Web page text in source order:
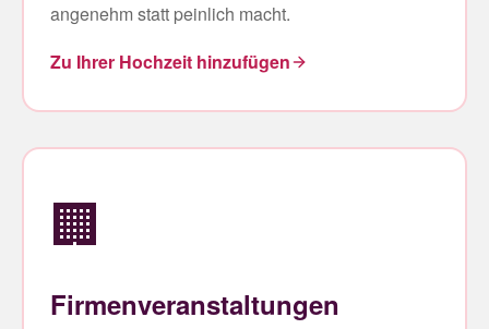
angenehm statt peinlich macht.
Zu Ihrer Hochzeit hinzufügen
🏢
Firmenveranstaltungen